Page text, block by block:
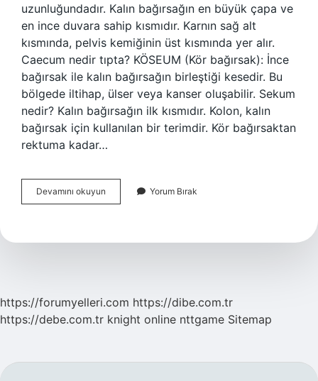
uzunluğundadır. Kalın bağırsağın en büyük çapa ve
en ince duvara sahip kısmıdır. Karnın sağ alt
kısmında, pelvis kemiğinin üst kısmında yer alır.
Caecum nedir tıpta? KÖSEUM (Kör bağırsak): İnce
bağırsak ile kalın bağırsağın birleştiği kesedir. Bu
bölgede iltihap, ülser veya kanser oluşabilir. Sekum
nedir? Kalın bağırsağın ilk kısmıdır. Kolon, kalın
bağırsak için kullanılan bir terimdir. Kör bağırsaktan
rektuma kadar…
Devamını okuyun
Nedir
Yorum Bırak
https://forumyelleri.com https://dibe.com.tr
https://debe.com.tr knight online nttgame Sitemap